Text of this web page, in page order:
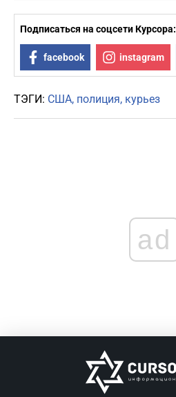
Подписаться на соцсети Курсора:
facebook instagram
ТЭГИ: США полиция курьез
ad